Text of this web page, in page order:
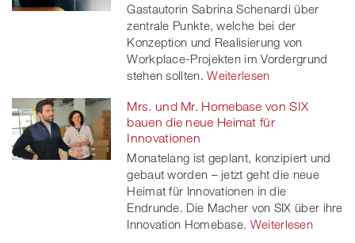
Gastautorin Sabrina Schenardi über
zentrale Punkte, welche bei der
Konzeption und Realisierung von
Workplace-Projekten im Vordergrund
stehen sollten. Weiterlesen
Mrs. und Mr. Homebase von SIX
bauen die neue Heimat für
Innovationen
Monatelang ist geplant, konzipiert und
gebaut worden – jetzt geht die neue
Heimat für Innovationen in die
Endrunde. Die Macher von SIX über ihre
Innovation Homebase. Weiterlesen